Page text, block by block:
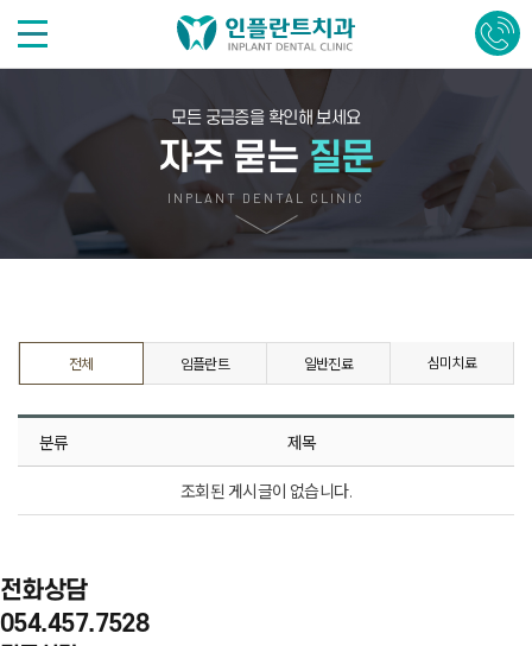
모든 궁금증을 확인해 보세요
자주 묻는질문
INPLANT DENTAL CLINIC
전체 임플란트 일반진료 심미치료
분류 제목
조회된 게시글이 없습니다.
전화상담
054.457.7528